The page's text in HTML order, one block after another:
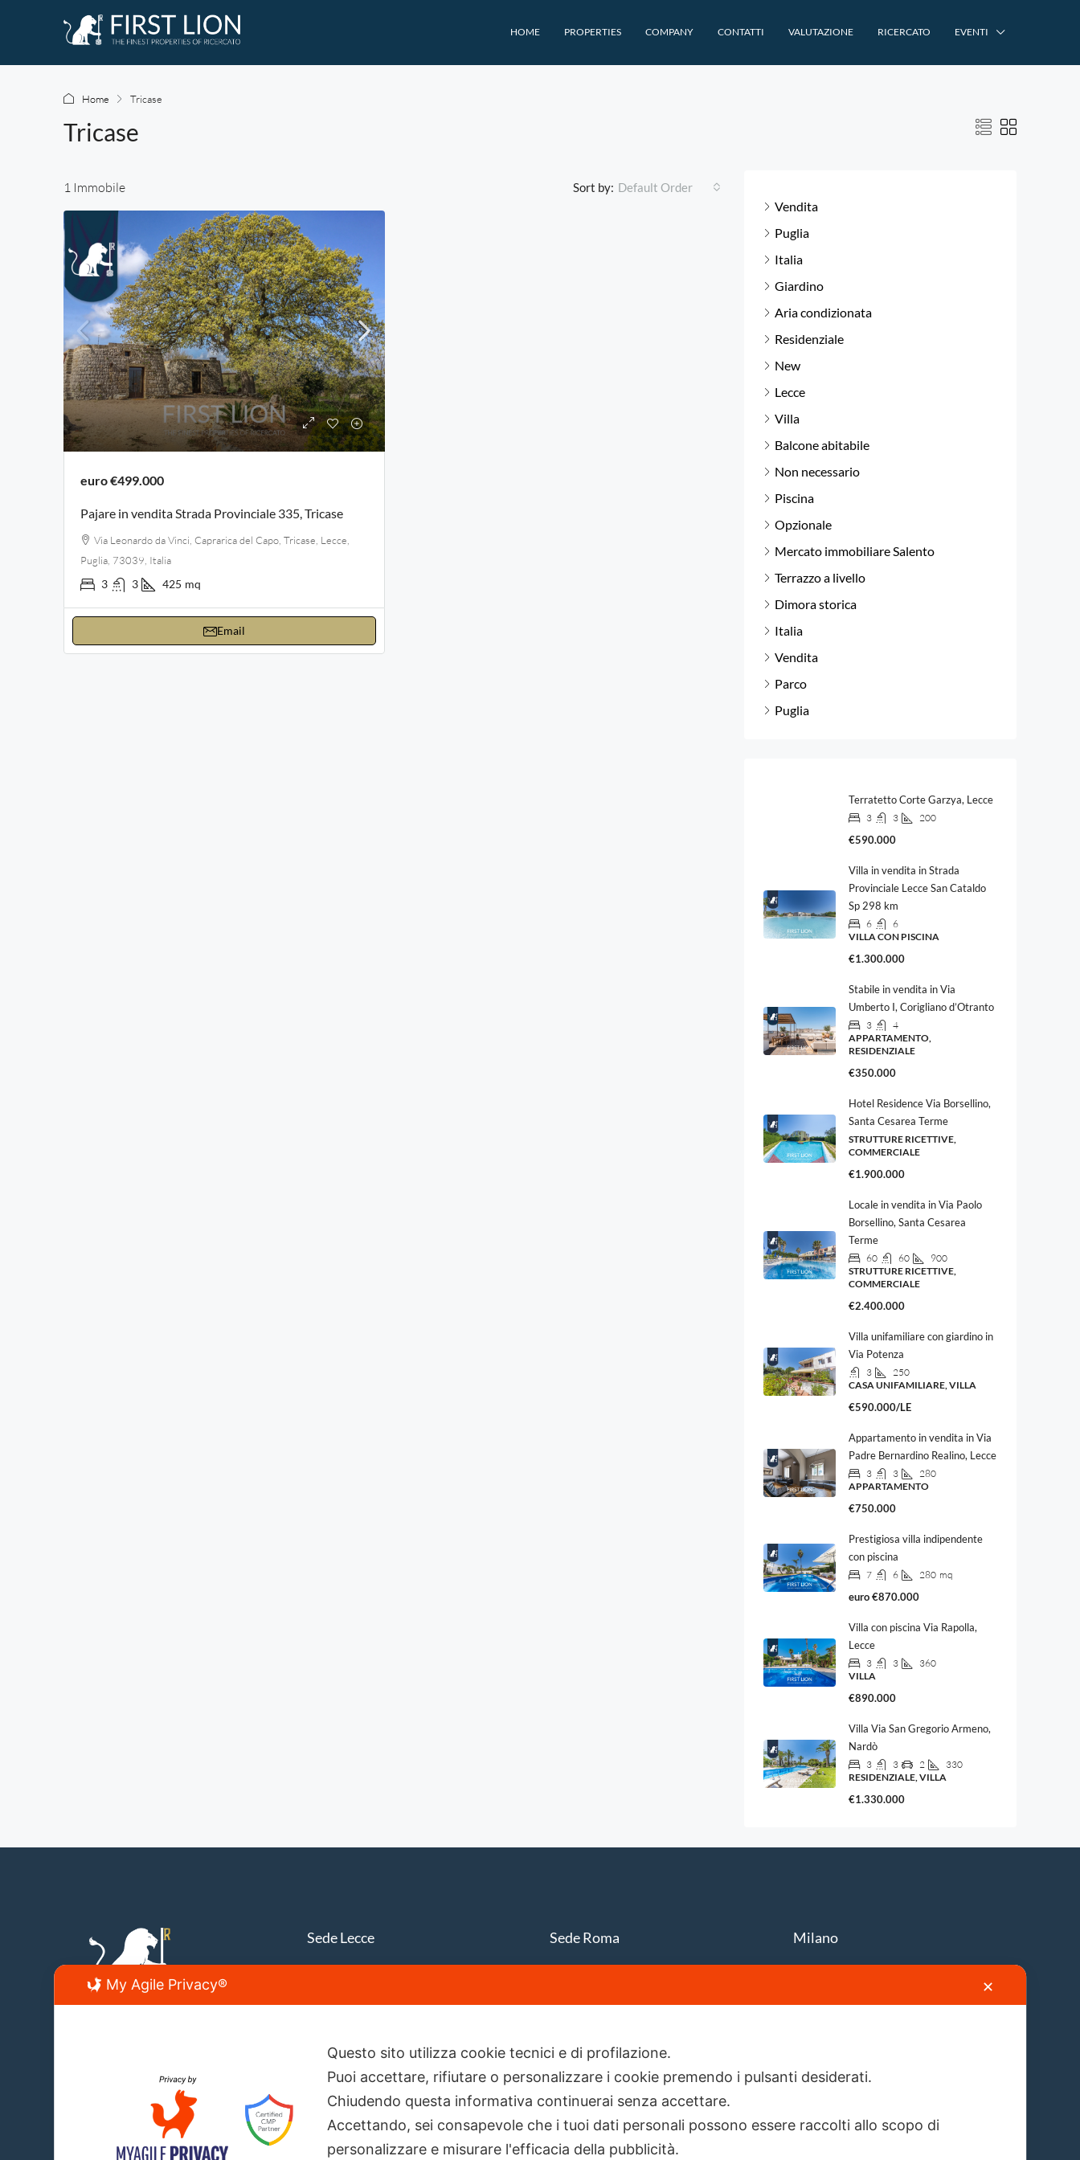
HOME PROPERTIES COMPANY CONTATTI VALUTAZIONE RICERCATO EVENTI
Home Tricase
Tricase
1 Immobile Sort by: Default Order
euro€499.000
Pajare in vendita Strada Provinciale 335, Tricase
Via Leonardo da Vinci, Caprarica del Capo, Tricase, Lecce,
Puglia, 73039, Italia
3 3 425 mq
Email
Vendita
Puglia
Italia
Giardino
Aria condizionata
Residenziale
New
Lecce
Villa
Balcone abitabile
Non necessario
Piscina
Opzionale
Mercato immobiliare Salento
Terrazzo a livello
Dimora storica
Italia
Vendita
Parco
Puglia
Terratetto Corte Garzya, Lecce
3 3 200
€590.000
Villa in vendita in Strada
Provinciale Lecce San Cataldo
Sp 298 km
6
6
VILLA CON PISCINA
€1.300.000
Stabile in vendita in Via
Umberto I, Corigliano d’Otranto
3
4
APPARTAMENTO,
RESIDENZIALE
€350.000
Hotel Residence Via Borsellino,
Santa Cesarea Terme
STRUTTURE RICETTIVE,
COMMERCIALE
€1.900.000
Locale in vendita in Via Paolo
Borsellino, Santa Cesarea
Terme
60 60
900
STRUTTURE RICETTIVE,
COMMERCIALE
€2.400.000
Villa unifamiliare con giardino in
Via Potenza
3
250
CASA UNIFAMILIARE, VILLA
€590.000/LE
Appartamento in vendita in Via
Padre Bernardino Realino, Lecce
3 3
280
APPARTAMENTO
€750.000
Prestigiosa villa indipendente
con piscina
7 6 280 mq
euro€870.000
Villa con piscina Via Rapolla,
Lecce
3 3
360
VILLA
€890.000
Villa Via San Gregorio Armeno,
Nardò
3 3 2
330
RESIDENZIALE, VILLA
€1.330.000
Sede Lecce Sede Roma Milano
My Agile Privacy® ✕
Questo sito utilizza cookie tecnici e di profilazione.
Puoi accettare, rifiutare o personalizzare i cookie premendo i pulsanti desiderati.
Chiudendo questa informativa continuerai senza accettare.
Accettando, sei consapevole che i tuoi dati personali possono essere raccolti allo scopo di
personalizzare e misurare l'efficacia della pubblicità.